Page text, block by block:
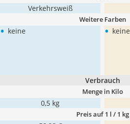
Verkehrsweiß
Weitere Farben
• keine • keine
Verbrauch
Menge in Kilo
0,5 kg
Preis auf 1 l / 1 kg